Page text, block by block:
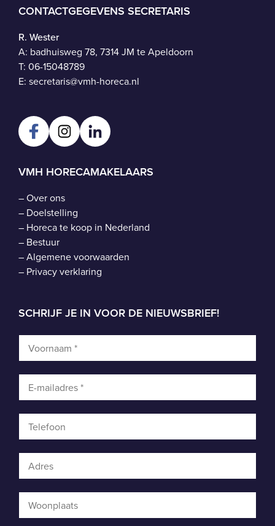
CONTACTGEGEVENS SECRETARIS
R. Wester
A: badhuisweg 78, 7314 JM te Apeldoorn
T: 06-15048789
E: secretaris@vmh-horeca.nl
VMH HORECAMAKELAARS
–Over ons
– Doelstelling
– Horeca te koop in Nederland
– Bestuur
–Algemene voorwaarden
– Privacy verklaring
SCHRIJF JE IN VOOR DE NIEUWSBRIEF!